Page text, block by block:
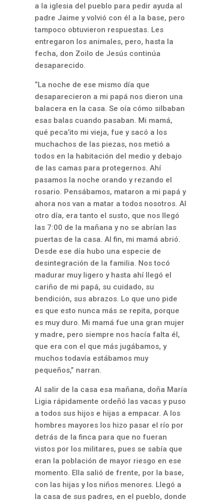
a la iglesia del pueblo para pedir ayuda al
padre Jaime y volvió con él a la base, pero
tampoco obtuvieron respuestas. Les
entregaron los animales, pero, hasta la
fecha, don Zoilo de Jesús continúa
desaparecido.
“La noche de ese mismo día que
desaparecieron a mi papá nos dieron una
balacera en la casa. Se oía cómo silbaban
esas balas cuando pasaban. Mi mamá,
qué peca’ito mi vieja, fue y sacó a los
muchachos de las piezas, nos metió a
todos en la habitación del medio y debajo
de las camas para protegernos. Ahí
pasamos la noche orando y rezando el
rosario. Pensábamos, mataron a mi papá y
ahora nos van a matar a todos nosotros. Al
otro día, era tanto el susto, que nos llegó
las 7:00 de la mañana y no se abrían las
puertas de la casa. Al fin, mi mamá abrió.
Desde ese día hubo una especie de
desintegración de la familia. Nos tocó
madurar muy ligero y hasta ahí llegó el
cariño de mi papá, su cuidado, su
bendición, sus abrazos. Lo que uno pide
es que esto nunca más se repita, porque
es muy duro. Mi mamá fue una gran mujer
y madre, pero siempre nos hacía falta él,
que era con el que más jugábamos, y
muchos todavía estábamos muy
pequeños,” narran.
Al salir de la casa esa mañana, doña María
Ligia rápidamente ordeñó las vacas y puso
a todos sus hijos e hijas a empacar. A los
hombres mayores los hizo pasar el río por
detrás de la finca para que no fueran
vistos por los militares, pues se sabía que
eran la población de mayor riesgo en ese
momento. Ella salió de frente, por la base,
con las hijas y los niños menores. Llegó a
la casa de sus padres, en el pueblo, donde